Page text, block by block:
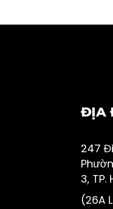
ĐỊA
247
3, TP.
(26A